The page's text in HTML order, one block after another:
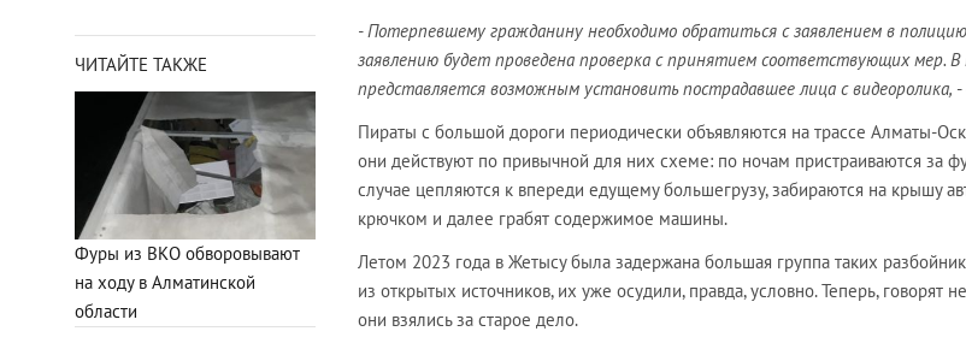
ЧИТАЙТЕ ТАКЖЕ
Фуры из ВКО обворовывают
на ходу в Алматинской
области
- Потерпевшему гражданину необходимо обратиться с заявлением в
заявлению будет проведена проверка с принятием соответствующих мер.
представляется возможным установить пострадавшее лица с видеоролика,
Пираты с большой дороги периодически объявляются на трассе Алматы-
они действуют по привычной для них схеме: по ночам пристраиваются за
случае цепляются к впереди едущему большегрузу, забираются на крышу
крючком и далее грабят содержимое машины.
Летом 2023 года в Жетысу была задержана большая группа таких
из открытых источников, их уже осудили, правда, условно. Теперь, говорят
они взялись за старое дело.